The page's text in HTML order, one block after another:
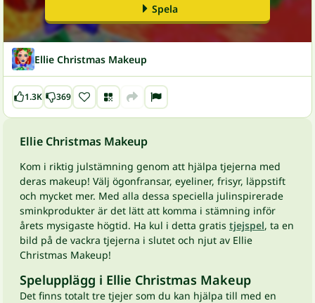
Spela
Ellie Christmas Makeup
1.3K 369
Ellie Christmas Makeup
Kom i riktig julstämning genom att hjälpa tjejerna med
deras makeup! Välj ögonfransar, eyeliner, frisyr, läppstift
och mycket mer. Med alla dessa speciella julinspirerade
sminkprodukter är det lätt att komma i stämning inför
årets mysigaste högtid. Ha kul i detta gratis tjejspel, ta en
bild på de vackra tjejerna i slutet och njut av Ellie
Christmas Makeup!
Spelupplägg i Ellie Christmas Makeup
Det finns totalt tre tjejer som du kan hjälpa till med en